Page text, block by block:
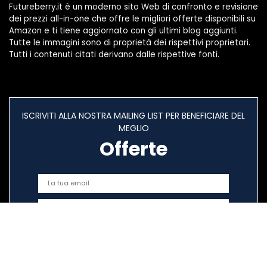
Futureberry.it è un moderno sito Web di confronto e revisione
dei prezzi all-in-one che offre le migliori offerte disponibili su
Amazon e ti tiene aggiornato con gli ultimi blog aggiunti.
Tutte le immagini sono di proprietà dei rispettivi proprietari.
Tutti i contenuti citati derivano dalle rispettive fonti.
ISCRIVITI ALLA NOSTRA MAILING LIST PER BENEFICIARE DEL
MEGLIO
Offerte